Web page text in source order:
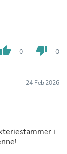
thumb_up 0 thumb_down 0
24 Feb 2026
i